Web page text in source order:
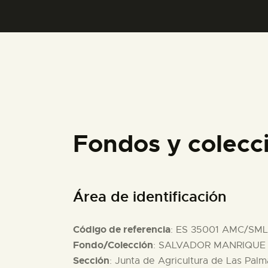
Fondos y
Área de identificación
Código de referencia: ES 35001 AMC/
Fondo/Colección: SALVADOR
Sección: Junta de Agricultura de Las